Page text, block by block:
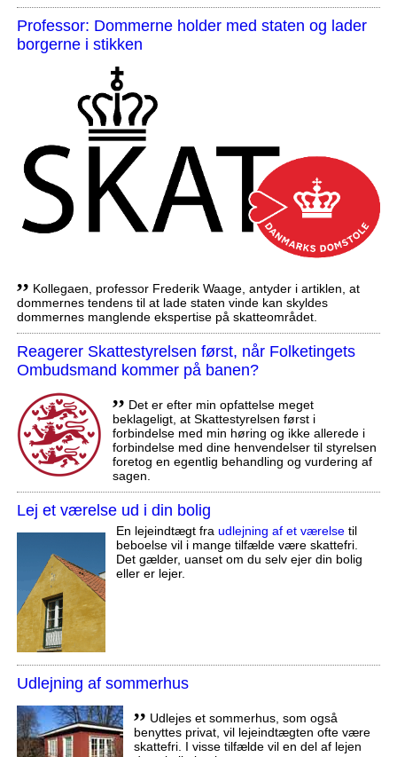
Professor: Dommerne holder med staten og lader
borgerne i stikken
,, Kollegaen, professor Frederik Waage, antyder i artiklen, at
dommernes tendens til at lade staten vinde kan skyldes
dommernes manglende ekspertise på skatteområdet.
Reagerer Skattestyrelsen først, når Folketingets
Ombudsmand kommer på banen?
,, Det er efter min opfattelse meget
beklageligt, at Skattestyrelsen først i
forbindelse med min høring og ikke allerede i
forbindelse med dine henvendelser til styrelsen
foretog en egentlig behandling og vurdering af
sagen.
Lej et værelse ud i din bolig
En lejeindtægt fra udlejning af et værelsetil
beboelse vil i mange tilfælde være skattefri.
Det gælder, uanset om du selv ejer din bolig
eller er lejer.
Udlejning af sommerhus
,, Udlejes et sommerhus, som også
benyttes privat, vil lejeindtægten ofte være
skattefri. I visse tilfælde vil en del af lejen